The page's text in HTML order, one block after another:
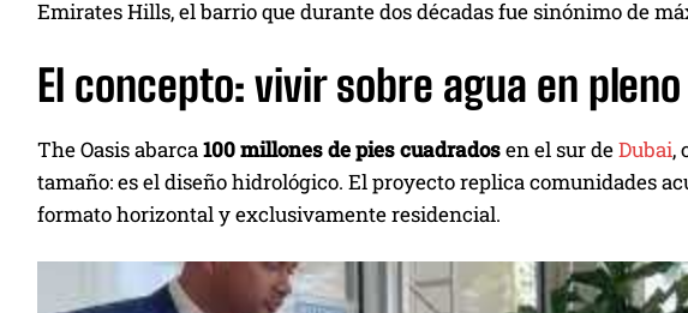
Emirates Hills, el barrio que durante dos décadas fue sinónimo de
El concepto: vivir sobre agua en
The Oasis abarca100 millones de pies cuadradosen el sur deDubai,
tamaño: es el diseño hidrológico. El proyecto replica comunidades
formato horizontal y exclusivamente residencial.